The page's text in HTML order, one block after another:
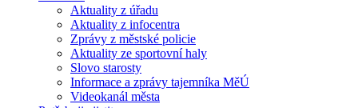
Aktuality z úřadu
Aktuality z infocentra
Zprávy z městské policie
Aktuality ze sportovní haly
Slovo starosty
Informace a zprávy tajemníka MěÚ
Videokanál města